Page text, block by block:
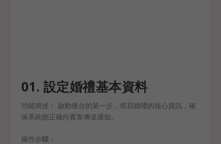
01. 設定婚禮基本資料
功能簡述： 啟動後台的第一步，填寫婚禮的核心資訊，確
保系統能正確向賓客傳送通知。
操作步驟：